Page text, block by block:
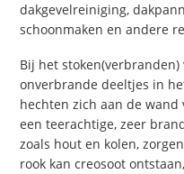
dakgevelreiniging,
schoonmaken en andere
Bij het
onverbrande deeltjes in
hechten zich aan de
een teerachtige, zeer
zoals hout en kolen,
rook kan creosoot